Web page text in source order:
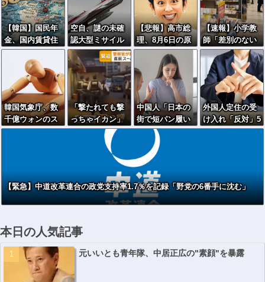
【韓国】国民年
金、国内賃貸住
宅に本格投資
へ…家賃上昇を
見込む
空自、謎の未確
認大型ミサイル
を搭載しテスト
飛行…「25式地
対艦誘導弾」空
中発射型が初め
て姿を見せた！
【悲報】高市総
理、8月6日の原
爆の日に歯医者
を受診 → 蓮舫
さん「この日を
避けて治療に行
くべき立場で
は？なぜ、この
日に？との思い
が拭えない！」
ｗｗｗｗｗｗｗ
ｗｗｗ
【速報】小学教
師「差別のない
本屋を作りた
い」ヘイト本と
認定して排除す
る差別はきれい
な差別ｗｗｗ
韓国気象庁、数
千億ウォンのス
パコン＋AI導入
「撃たれても撃
っちゃイカン」
警視庁OBが明か
す拳銃使用の葛
藤…河内長野「2
発で射殺」なぜ
起きた？！
中国人「日本の
街で短パン履い
てる人が少なす
ぎる」
外国人定住の受
け入れ「反対」5
6％に急増…1年
【緊急】中道改革連合の政党支持率1.7％を記録「野党の6番手に沈む」
本日の人気記事
元いいとも青年隊、中居正広の"素顔"を暴露